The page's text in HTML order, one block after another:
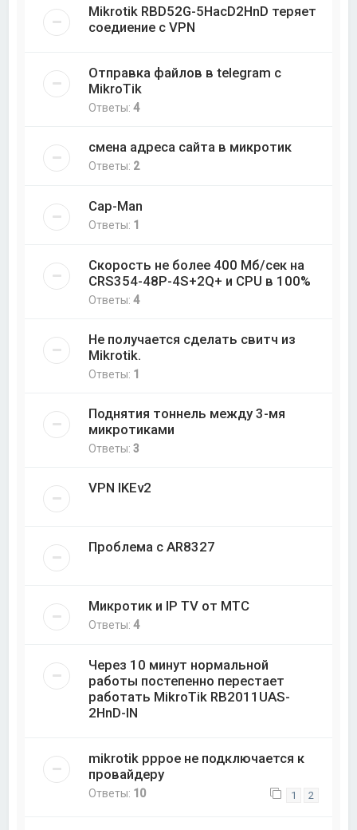
Mikrotik RBD52G-5HacD2HnD теряет
соедиение с VPN
Отправка файлов в telegram с
MikroTik
Ответы:4
смена адреса сайта в микротик
Ответы: 2
Cap-Man
Ответы: 1
Скорость не более 400 Мб/cек на
CRS354-48P-4S+2Q+ и CPU в 100%
Ответы:4
Не получается сделать свитч из
Mikrotik.
Ответы: 1
Поднятия тоннель между 3-мя
микротиками
Ответы:3
VPN IKEv2
Проблема с AR8327
Микротик и IP TV от МТС
Ответы:4
Через 10 минут нормальной
работы постепенно перестает
работать MikroTik RB2011UAS-
2HnD-IN
mikrotik pppoe не подключается к
провайдеру
Ответы: 10 1 2